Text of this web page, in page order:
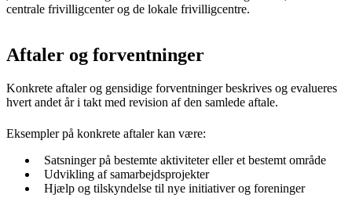
centrale frivilligcenter og de lokale frivilligcentre.
Aftaler og forventninger
Konkrete aftaler og gensidige forventninger beskrives og evalueres
hvert andet år i takt med revision af den samlede aftale.
Eksempler på konkrete aftaler kan være:
Satsninger på bestemte aktiviteter eller et bestemt område
Udvikling af samarbejdsprojekter
Hjælp og tilskyndelse til nye initiativer og foreninger